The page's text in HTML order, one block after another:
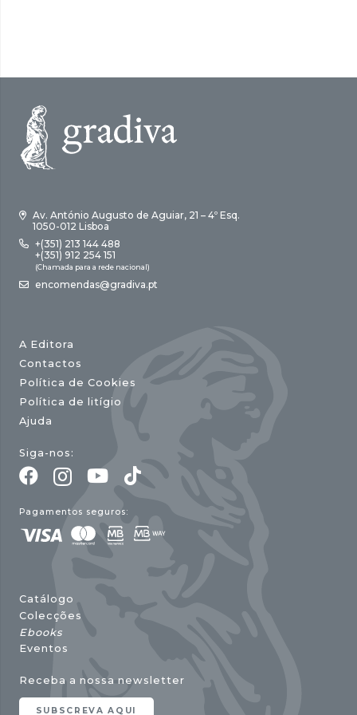
Av. António Augusto de Aguiar, 21 – 4º Esq.
1050-012 Lisboa
+(351) 213 144 488
+(351) 912 254 151
(Chamada para a rede nacional)
encomendas@gradiva.pt
A Editora
Contactos
Política de Cookies
Política de litígio
Ajuda
Siga-nos:
Pagamentos seguros:
Catálogo
Colecções
Ebooks
Eventos
Receba a nossa newsletter
SUBSCREVA AQUI